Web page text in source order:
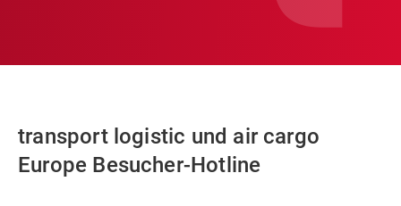
transport logistic und air cargo
Europe Besucher-Hotline